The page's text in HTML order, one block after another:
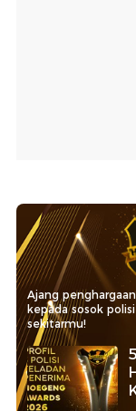
Ajang
kepada sosok
sekitarmu!